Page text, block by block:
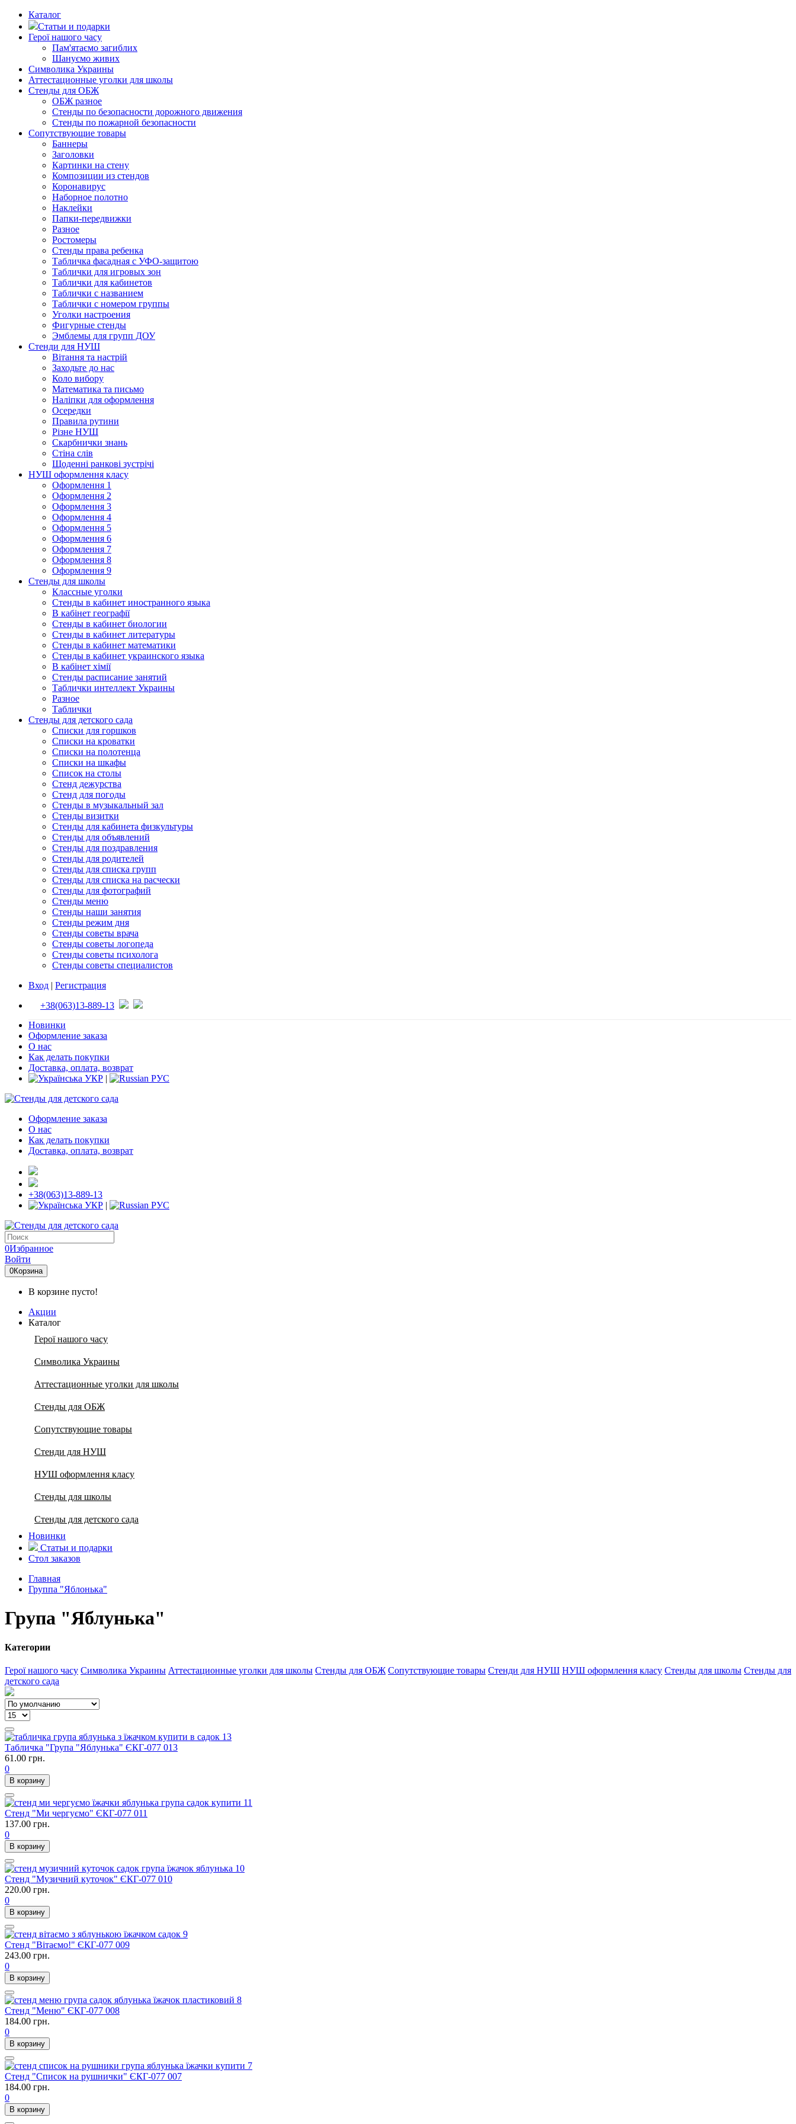
Каталог
Статьи и подарки
Герої нашого часу
Пам'ятаємо загиблих
Шануємо живих
Символика Украины
Аттестационные уголки для школы
Стенды для ОБЖ
ОБЖ разное
Стенды по безопасности дорожного движения
Стенды по пожарной безопасности
Сопутствующие товары
Баннеры
Заголовки
Картинки на стену
Композиции из стендов
Коронавирус
Наборное полотно
Наклейки
Папки-передвижки
Разное
Ростомеры
Стенды права ребенка
Табличка фасадная с УФО-защитою
Таблички для игровых зон
Таблички для кабинетов
Таблички с названием
Таблички с номером группы
Уголки настроения
Фигурные стенды
Эмблемы для групп ДОУ
Стенди для НУШ
Вітання та настрій
Заходьте до нас
Коло вибору
Математика та письмо
Наліпки для оформлення
Осередки
Правила рутини
Різне НУШ
Скарбнички знань
Стіна слів
Щоденні ранкові зустрічі
НУШ оформлення класу
Оформлення 1
Оформлення 2
Оформлення 3
Оформлення 4
Оформлення 5
Оформлення 6
Оформлення 7
Оформлення 8
Оформлення 9
Стенды для школы
Классные уголки
Стенды в кабинет иностранного языка
В кабінет географії
Стенды в кабинет биологии
Стенды в кабинет литературы
Стенды в кабинет математики
Стенды в кабинет украинского языка
В кабінет хімії
Стенды расписание занятий
Таблички интеллект Украины
Разное
Таблички
Стенды для детского сада
Списки для горшков
Списки на кроватки
Списки на полотенца
Списки на шкафы
Список на столы
Стенд дежурства
Стенд для погоды
Стенды в музыкальный зал
Стенды визитки
Стенды для кабинета физкультуры
Стенды для объявлений
Стенды для поздравления
Стенды для родителей
Стенды для списка групп
Стенды для списка на расчески
Стенды для фотографий
Стенды меню
Стенды наши занятия
Стенды режим дня
Стенды советы врача
Стенды советы логопеда
Стенды советы психолога
Стенды советы специалистов
Вход | Регистрация
+38(063)13-889-13
Новинки
Оформление заказа
О нас
Как делать покупки
Доставка, оплата, возврат
УКР | РУС
Оформление заказа
О нас
Как делать покупки
Доставка, оплата, возврат
+38(063)13-889-13
УКР | РУС
0Избранное
Войти
0Корзина
В корзине пусто!
Акции
Каталог
Герої нашого часу
Символика Украины
Аттестационные уголки для школы
Стенды для ОБЖ
Сопутствующие товары
Стенди для НУШ
НУШ оформлення класу
Стенды для школы
Стенды для детского сада
Новинки
Статьи и подарки
Стол заказов
Главная
Группа "Яблонька"
Група "Яблунька"
Категории
Герої нашого часу Символика Украины Аттестационные уголки для школы Стенды для ОБЖ Сопутствующие товары Стенди для НУШ НУШ оформлення класу Стенды для школы Стенды для
детского сада
Табличка "Група "Яблунька" ЄКГ-077 013
61.00 грн.
0
В корзину
Стенд "Ми чергуємо" ЄКГ-077 011
137.00 грн.
0
В корзину
Стенд "Музичний куточок" ЄКГ-077 010
220.00 грн.
0
В корзину
Стенд "Вітаємо!" ЄКГ-077 009
243.00 грн.
0
В корзину
Стенд "Меню" ЄКГ-077 008
184.00 грн.
0
В корзину
Стенд "Список на рушнички" ЄКГ-077 007
184.00 грн.
0
В корзину